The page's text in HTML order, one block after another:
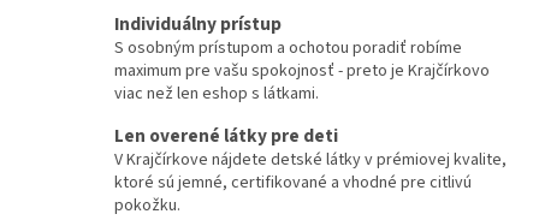
Individuálny prístup
S osobným prístupom a ochotou poradiť robíme
maximum pre vašu spokojnosť - preto je Krajčírkovo
viac než len eshop s látkami.
Len overené látky pre deti
V Krajčírkove nájdete detské látky v prémiovej kvalite,
ktoré sú jemné, certifikované a vhodné pre citlivú
pokožku.